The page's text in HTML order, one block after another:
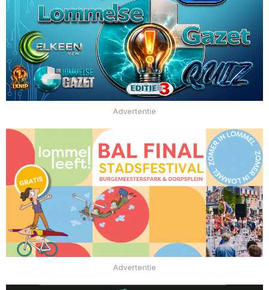
Advertentie
Advertentie